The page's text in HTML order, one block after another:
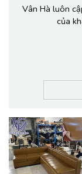
Vân Hà luôn
của